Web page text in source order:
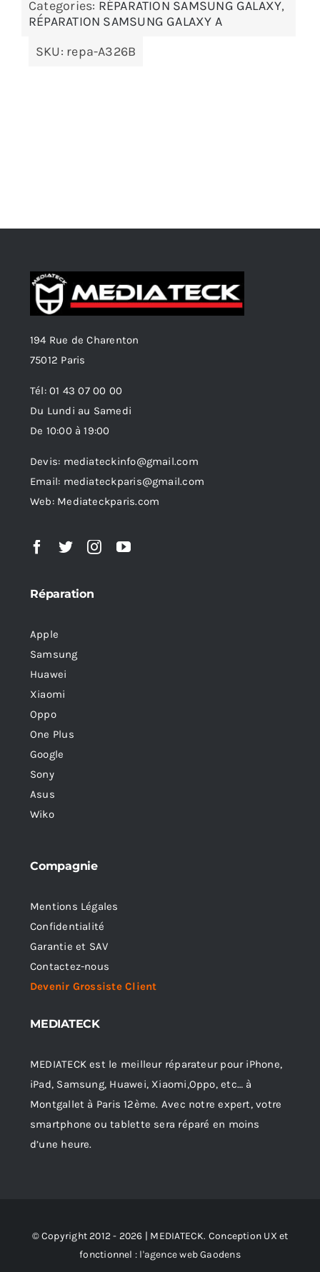
Categories: RÉPARATION SAMSUNG GALAXY,
RÉPARATION SAMSUNG GALAXY A
SKU: repa-A326B
194 Rue de Charenton
75012 Paris
Tél: 01 43 07 00 00
Du Lundi au Samedi
De 10:00 à 19:00
Devis: mediateckinfo@gmail.com
Email: mediateckparis@gmail.com
Web: Mediateckparis.com
Réparation
Apple
Samsung
Huawei
Xiaomi
Oppo
One Plus
Google
Sony
Asus
Wiko
Compagnie
Mentions Légales
Confidentialité
Garantie et SAV
Contactez-nous
Devenir Grossiste Client
MEDIATECK
MEDIATECK est le meilleur réparateur pour iPhone,
iPad, Samsung, Huawei, Xiaomi,Oppo, etc… à
Montgallet à Paris 12ème. Avec notre expert, votre
smartphone ou tablette sera réparé en moins
d’une heure.
© Copyright 2012 - 2026 | MEDIATECK. Conception UX et
fonctionnel : l'agence web Gaodens